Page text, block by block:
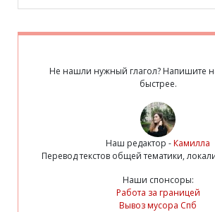
Не нашли нужный глагол? Напишите
быстрее.
Наш редактор -Камилла
Перевод текстов общей тематики,
Наши спонсоры:
Работа за границей
Вывоз мусора Спб